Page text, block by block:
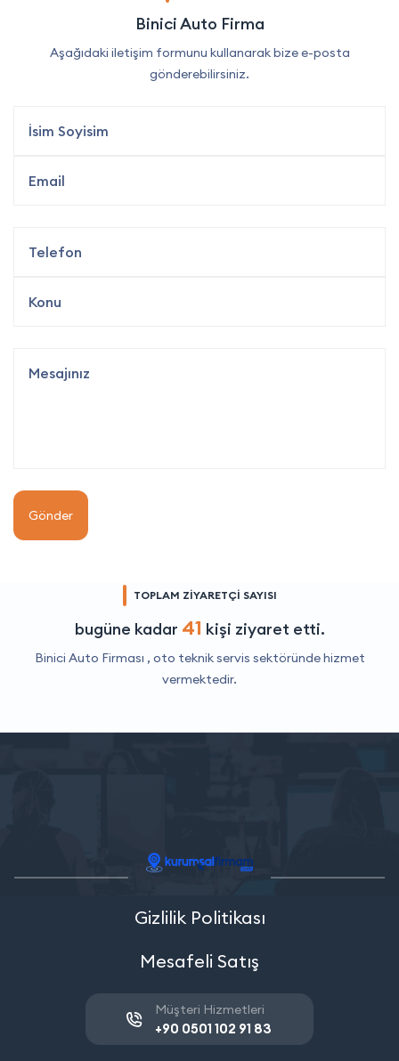
Binici Auto Firma
Aşağıdaki iletişim formunu kullanarak bize e-posta
gönderebilirsiniz.
Gönder
TOPLAM ZİYARETÇİ SAYISI
bugüne kadar 41 kişi ziyaret etti.
Binici Auto Firması , oto teknik servis sektöründe hizmet
vermektedir.
Gizlilik Politikası
Mesafeli Satış
Müşteri Hizmetleri
+90 0501 102 91 83